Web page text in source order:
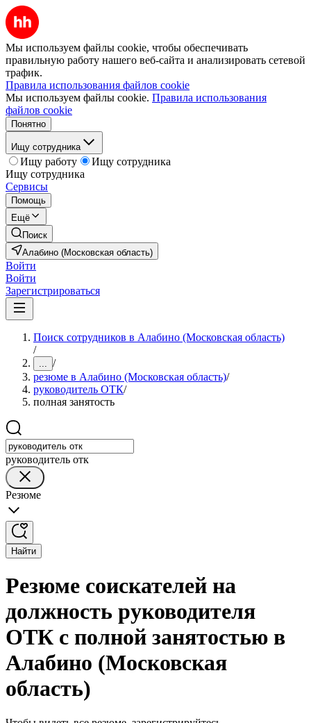
Мы используем файлы cookie, чтобы обеспечивать
правильную работу нашего веб-сайта и анализировать сетевой
трафик.
Правила использования файлов cookie
Мы используем файлы cookie. Правила использования
файлов cookie
Понятно
Ищу сотрудника
Ищу работу
Ищу сотрудника
Ищу сотрудника
Сервисы
Помощь
Ещё
Поиск
Алабино (Московская область)
Войти
Войти
Зарегистрироваться
Поиск сотрудников в Алабино (Московская область)
/
... /
резюме в Алабино (Московская область)/
руководитель ОТК/
полная занятость
руководитель отк
Резюме
Найти
Резюме соискателей на
должность руководителя
ОТК с полной занятостью в
Алабино (Московская
область)